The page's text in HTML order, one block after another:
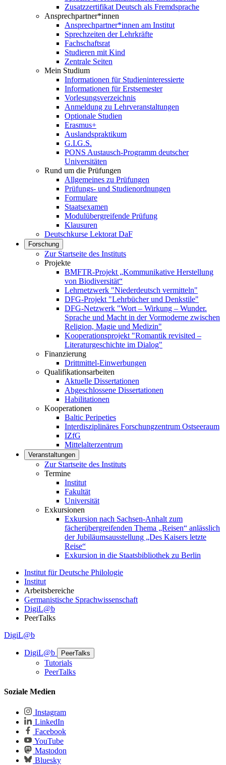
Zusatzzertifikat Deutsch als Fremdsprache
Ansprechpartner*innen
Ansprechpartner*innen am Institut
Sprechzeiten der Lehrkräfte
Fachschaftsrat
Studieren mit Kind
Zentrale Seiten
Mein Studium
Informationen für Studieninteressierte
Informationen für Erstsemester
Vorlesungsverzeichnis
Anmeldung zu Lehrveranstaltungen
Optionale Studien
Erasmus+
Auslandspraktikum
G.I.G.S.
PONS Austausch-Programm deutscher
Universitäten
Rund um die Prüfungen
Allgemeines zu Prüfungen
Prüfungs- und Studienordnungen
Formulare
Staatsexamen
Modulübergreifende Prüfung
Klausuren
Deutschkurse Lektorat DaF
Forschung
Zur Startseite des Instituts
Projekte
BMFTR-Projekt „Kommunikative Herstellung
von Biodiversität“
Lehrnetzwerk "Niederdeutsch vermitteln"
DFG-Projekt "Lehrbücher und Denkstile"
DFG-Netzwerk "Wort – Wirkung – Wunder.
Sprache und Macht in der Vormoderne zwischen
Religion, Magie und Medizin"
Kooperationsprojekt "Romantik revisited –
Literaturgeschichte im Dialog"
Finanzierung
Drittmittel-Einwerbungen
Qualifikationsarbeiten
Aktuelle Dissertationen
Abgeschlossene Dissertationen
Habilitationen
Kooperationen
Baltic Peripeties
Interdisziplinäres Forschungzentrum Ostseeraum
IZfG
Mittelalterzentrum
Veranstaltungen
Zur Startseite des Instituts
Termine
Institut
Fakultät
Universität
Exkursionen
Exkursion nach Sachsen-Anhalt zum
fächerübergreifenden Thema „Reisen“ anlässlich
der Jubiläumsausstellung „Des Kaisers letzte
Reise“
Exkursion in die Staatsbibliothek zu Berlin
Institut für Deutsche Philologie
Institut
Arbeitsbereiche
Germanistische Sprachwissenschaft
DigiL@b
PeerTalks
DigiL@b
DigiL@b PeerTalks
Tutorials
PeerTalks
Soziale Medien
Instagram
LinkedIn
Facebook
YouTube
Mastodon
Bluesky